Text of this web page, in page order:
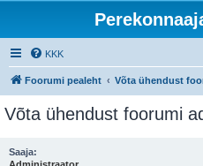
KKK
Foorumi pealeht Võta ühendust
Võta ühendust foorumi
Saaja: